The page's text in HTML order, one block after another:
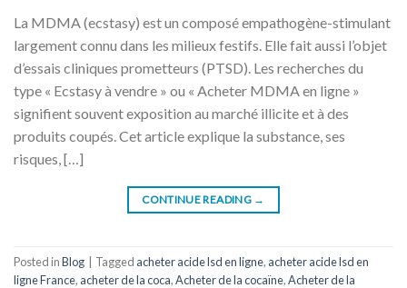
La MDMA (ecstasy) est un composé empathogène-stimulant
largement connu dans les milieux festifs. Elle fait aussi l’objet
d’essais cliniques prometteurs (PTSD). Les recherches du
type « Ecstasy à vendre » ou « Acheter MDMA en ligne »
signifient souvent exposition au marché illicite et à des
produits coupés. Cet article explique la substance, ses
risques, […]
CONTINUE READING →
Posted inBlog Tagged acheter acide lsd en ligne, acheter acide lsd en
ligne France, acheter de la coca,Acheter de la cocaïne,Acheter de la